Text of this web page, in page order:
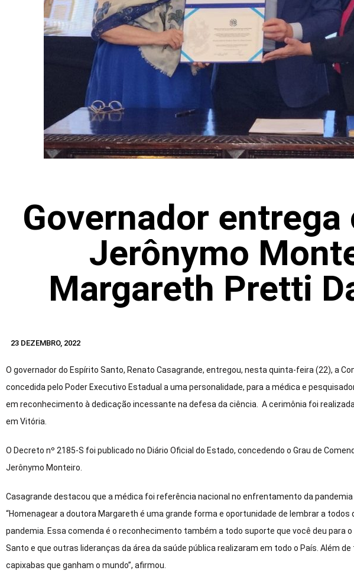
Governador entrega
Jerônymo
Margareth Pretti
23 DEZEMBRO, 2022
O governador do Espírito Santo, Renato Casagrande, entregou, nesta quinta-feira (22), a
concedida pelo Poder Executivo Estadual a uma personalidade, para a médica e
em reconhecimento à dedicação incessante na defesa da ciência. A cerimônia foi
em Vitória.
O Decreto nº 2185-S foi publicado no Diário Oficial do Estado, concedendo o Grau de
Jerônymo Monteiro.
Casagrande destacou que a médica foi referência nacional no enfrentamento da pandemia
“Homenagear a doutora Margareth é uma grande forma e oportunidade de lembrar a
pandemia. Essa comenda é o reconhecimento também a todo suporte que você deu para
Santo e que outras lideranças da área da saúde pública realizaram em todo o País. Além
capixabas que ganham o mundo”, afirmou.